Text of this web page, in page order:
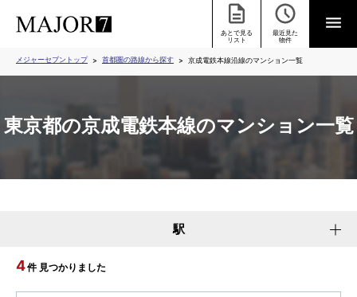
あとで見る
リスト
最近見た
物件
メジャーセブントップ 首都圏の路線から探す 京成電鉄本線沿線のマンション一覧
東京都の京成電鉄本線のマンション一覧
駅
4件 見つかりました